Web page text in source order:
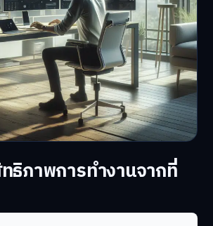
ธิภาพการทำงานจากที่